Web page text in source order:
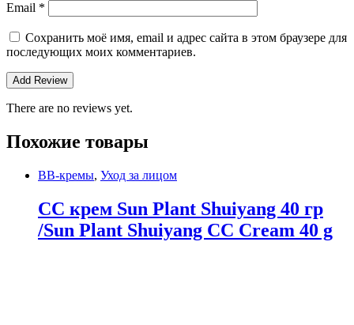
Email *
Сохранить моё имя, email и адрес сайта в этом браузере для
последующих моих комментариев.
There are no reviews yet.
Похожие товары
BB-кремы, Уход за лицом
СС крем Sun Plant Shuiyang 40 гр
/Sun Plant Shuiyang CC Cream 40 g